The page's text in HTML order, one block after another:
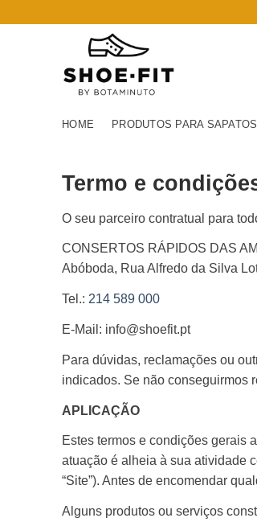
HOME PRODUTOS PARA SAPATOS
Termo e
O seu parceiro contratual para
CONSERTOS RÁPIDOS DAS
Abóboda, Rua Alfredo da Silva
Tel.: 214 589 000
E-Mail: info@shoefit.pt
Para dúvidas, reclamações ou
indicados. Se não conseguirmos
APLICAÇÃO
Estes termos e condições gerais
atuação é alheia à sua atividade
“Site”). Antes de encomendar
Alguns produtos ou serviços